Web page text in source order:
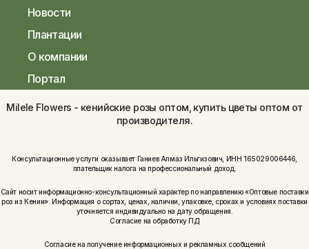
Новости
Плантации
О компании
Портал
Milele Flowers - кенийские розы оптом, купить цветы оптом от
производителя.
Консультационные услуги оказывает Ганиев Алмаз Ильгизович, ИНН 165029006446,
плательщик налога на профессиональный доход.
Сайт носит информационно-консультационный характер по направлению «Оптовые поставки
роз из Кении». Информация о сортах, ценах, наличии, упаковке, сроках и условиях поставки
уточняется индивидуально на дату обращения.
Согласие на обработку ПД
Согласие на получение информационных и рекламных сообщений